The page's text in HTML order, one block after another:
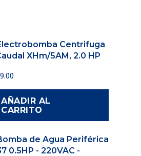
Centrifuga
XHm/5AM, 2.0 HP
AÑADIR AL
CARRITO
de Agua Periférica
0.5HP - 220VAC -